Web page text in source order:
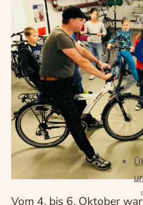
Vom 4. bis 6. Oktober